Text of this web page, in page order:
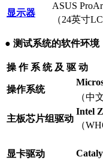
显示器
ASUS
（24英寸
● 测试系统的软件环境
操 作 系 统 及 驱 动
操作系统
（中
主板芯片组驱动
Intel
（
显卡驱动